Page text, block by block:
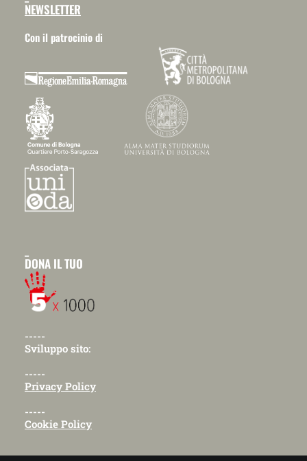
NEWSLETTER
Con il patrocinio di
DONA IL TUO
-----
Sviluppo sito:
-----
Privacy Policy
-----
Cookie Policy